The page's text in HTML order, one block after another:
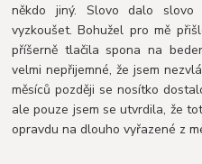
někdo jiný. Slovo dalo
vyzkoušet. Bohužel pro mě
příšerně tlačila spona na
velmi nepřijemné, že jsem
měsíců později se nosítko
ale pouze jsem se utvrdila, že
opravdu na dlouho vyřazené z